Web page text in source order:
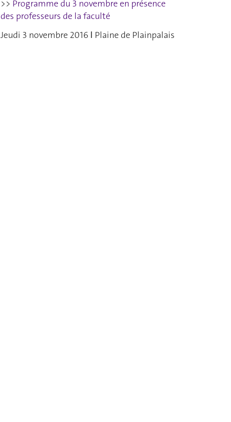
>> Programme du 3 novembre en présence
des professeurs de la faculté
Jeudi 3 novembre 2016 ǀ Plaine de Plainpalais